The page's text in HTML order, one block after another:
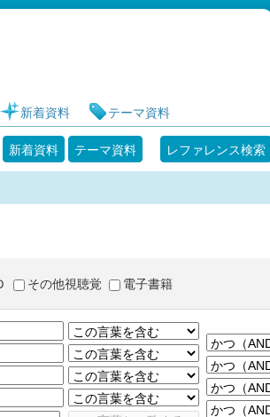
書館 蔵書検索・予約システム
新着資料 テーマ資料
新着資料 テーマ資料 レファレンス検索
その他視聴覚 電子書籍